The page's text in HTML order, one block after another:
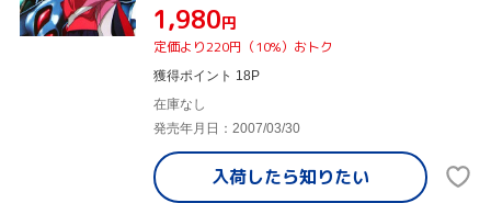
¥1,980円
定価より220円（10%）おトク
獲得ポイント 18P
在庫なし
発売年月日：2007/03/30
入荷したら知りたい